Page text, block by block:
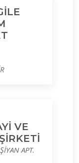
VE
APT.